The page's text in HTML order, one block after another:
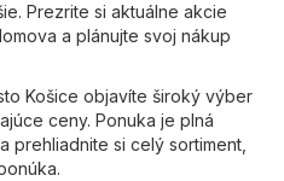
Prezrite si aktuálne akcie
a plánujte svoj nákup
Košice objavíte široký výber
ceny. Ponuka je plná
prehliadnite si celý sortiment,